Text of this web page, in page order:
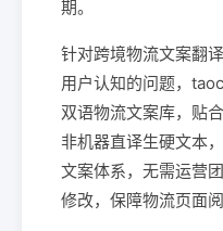
期。
针对跨境物流文案翻
用户认知的问题，
双语物流文案库，贴
非机器直译生硬文本
文案体系，无需运营
修改，保障物流页面